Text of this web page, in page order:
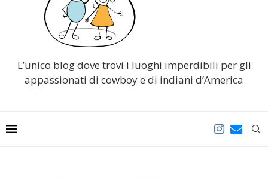
L’unico blog dove trovi i luoghi imperdibili per gli
appassionati di cowboy e di indiani d’America